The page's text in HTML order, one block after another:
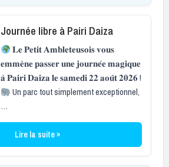
Journée libre à Pairi Daiza
𝐋𝐞 𝐏𝐞𝐭𝐢𝐭 𝐀𝐦𝐛𝐥𝐞𝐭𝐞𝐮𝐬𝐨𝐢𝐬 𝐯𝐨𝐮𝐬
𝐞𝐦𝐦𝐞̀𝐧𝐞 𝐩𝐚𝐬𝐬𝐞𝐫 𝐮𝐧𝐞 𝐣𝐨𝐮𝐫𝐧𝐞́𝐞 𝐦𝐚𝐠𝐢𝐪𝐮𝐞
𝐚̀ 𝐏𝐚𝐢𝐫𝐢 𝐃𝐚𝐢𝐳𝐚 𝐥𝐞 𝐬𝐚𝐦𝐞𝐝𝐢 𝟐𝟐 𝐚𝐨𝐮̂𝐭 𝟐𝟎𝟐𝟔 !
Un parc tout simplement exceptionnel,
…
Lire la suite »